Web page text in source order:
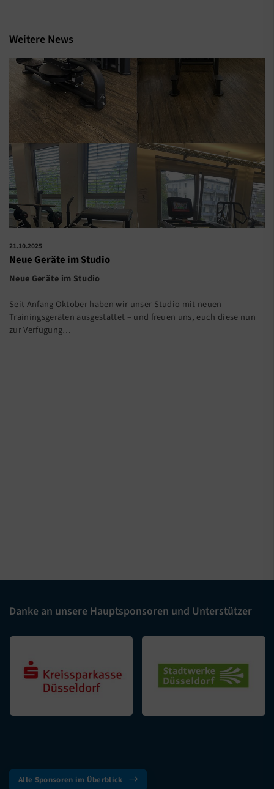
Weitere News
21.10.2025
Neue Geräte im Studio
Neue Geräte im Studio
Seit Anfang Oktober haben wir unser Studio mit neuen
Trainingsgeräten ausgestattet – und freuen uns, euch diese nun
zur Verfügung…
Danke an unsere Hauptsponsoren und Unterstützer
Alle Sponsoren im Überblick